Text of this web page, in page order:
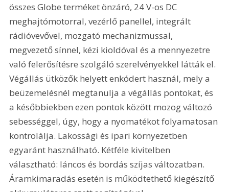
összes Globe terméket önzáró, 24 V-os DC
meghajtómotorral, vezérlő panellel, integrált
rádióvevővel, mozgató mechanizmussal,
megvezető sínnel, kézi kioldóval és a mennyezetre
való felerősítésre szolgáló szerelvényekkel látták el.
Végállás ütközők helyett enkódert használ, mely a
beüzemelésnél megtanulja a végállás pontokat, és
a későbbiekben ezen pontok között mozog változó
sebességgel, úgy, hogy a nyomatékot folyamatosan
kontrolálja. Lakossági és ipari környezetben
egyaránt használható. Kétféle kivitelben
választható: láncos és bordás szíjas változatban.
Áramkimaradás esetén is működtethető kiegészítő